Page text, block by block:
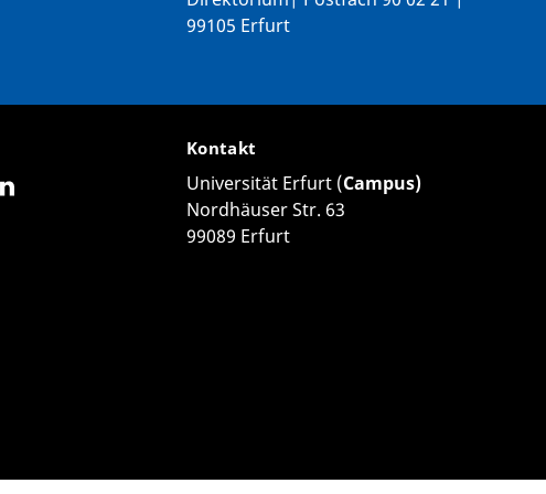
99105 Erfurt
Kontakt
Universität Erfurt (Campus)
Nordhäuser Str. 63
99089 Erfurt